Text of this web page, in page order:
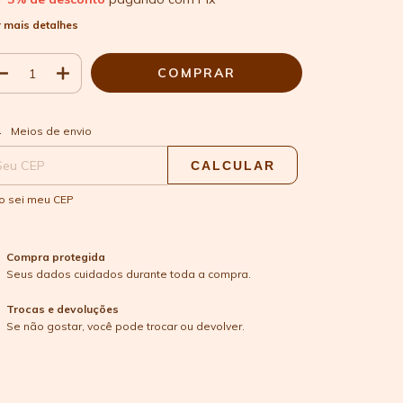
mais detalhes
para o CEP:
Meios de envio
CALCULAR
sei meu CEP
Compra protegida
Seus dados cuidados durante toda a compra.
Trocas e devoluções
Se não gostar, você pode trocar ou devolver.